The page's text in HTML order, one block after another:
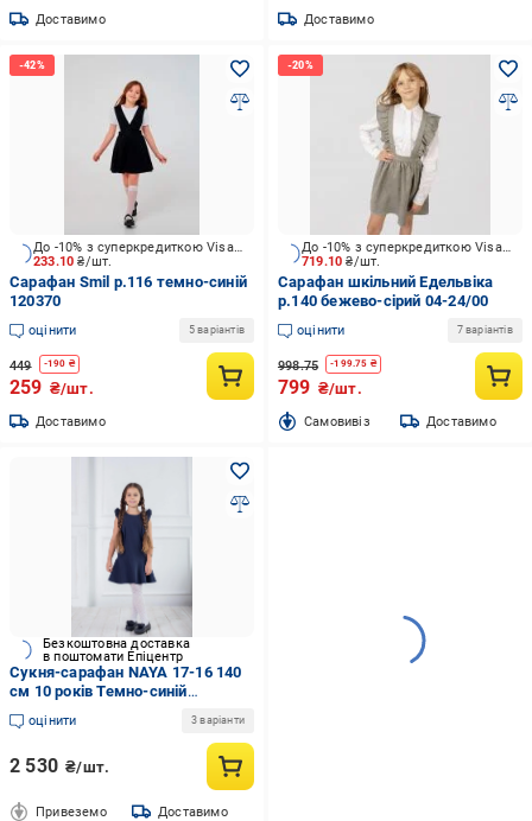
Доставимо Доставимо
233.10₴/шт.
До -10% з суперкредиткою Visa Вигода
Сарафан Smil р.116 темно-синій
120370
оцінити 5 варіантів
449 -190 ₴
259 ₴/шт.
Доставимо
719.10₴/шт.
До -10% з суперкредиткою Visa Вигода
Сарафан шкільний Едельвіка
р.140 бежево-сірий 04-24/00
оцінити 7 варіантів
998.75 -199.75 ₴
799 ₴/шт.
Cамовивіз Доставимо
Безкоштовна доставка
в поштомати Епіцентр
Сукня-сарафан NAYA 17-16 140
см 10 років Темно-синій
(2425577918)
оцінити 3 варіанти
2 530 ₴/шт.
Привеземо Доставимо